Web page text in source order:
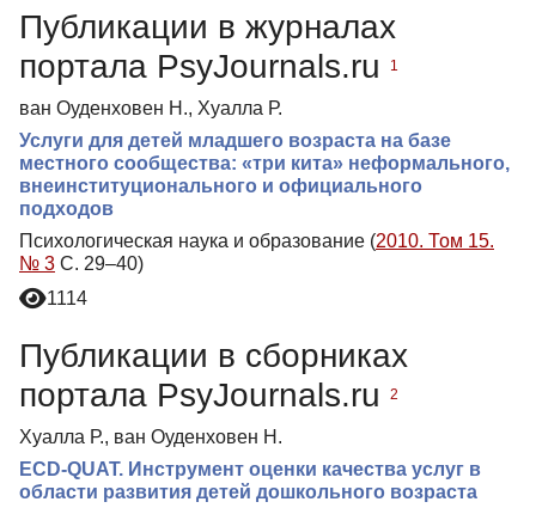
Публикации в журналах
портала PsyJournals.ru
1
ван Оуденховен Н., Хуалла Р.
Услуги для детей младшего возраста на базе
местного сообщества: «три кита» неформального,
внеинституционального и официального
подходов
Психологическая наука и образование (2010. Том 15.
№ 3 С. 29–40)
1114
Публикации в сборниках
портала PsyJournals.ru
2
Хуалла Р., ван Оуденховен Н.
ECD-QUAT. Инструмент оценки качества услуг в
области развития детей дошкольного возраста